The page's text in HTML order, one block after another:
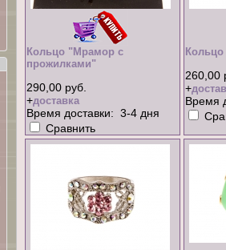
Кольцо "Мрамор с
прожилками"
290,00 руб.
+доставка
Время доставки: 3-4 дня
Сравнить
260,00
+
Время